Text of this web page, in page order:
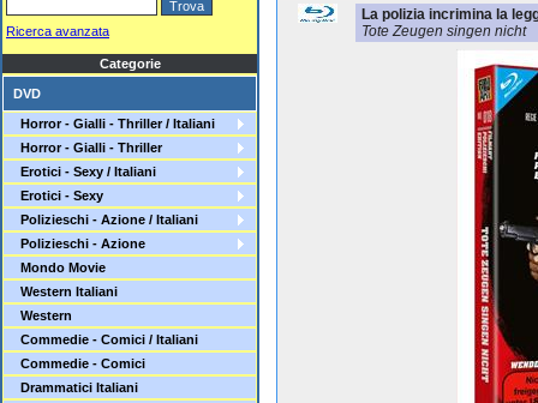
Ricerca avanzata
Categorie
DVD
Horror - Gialli - Thriller / Italiani
Horror - Gialli - Thriller
Erotici - Sexy / Italiani
Erotici - Sexy
Polizieschi - Azione / Italiani
Polizieschi - Azione
Mondo Movie
Western Italiani
Western
Commedie - Comici / Italiani
Commedie - Comici
Drammatici Italiani
La polizia incrimina la
Tote Zeugen singen nicht